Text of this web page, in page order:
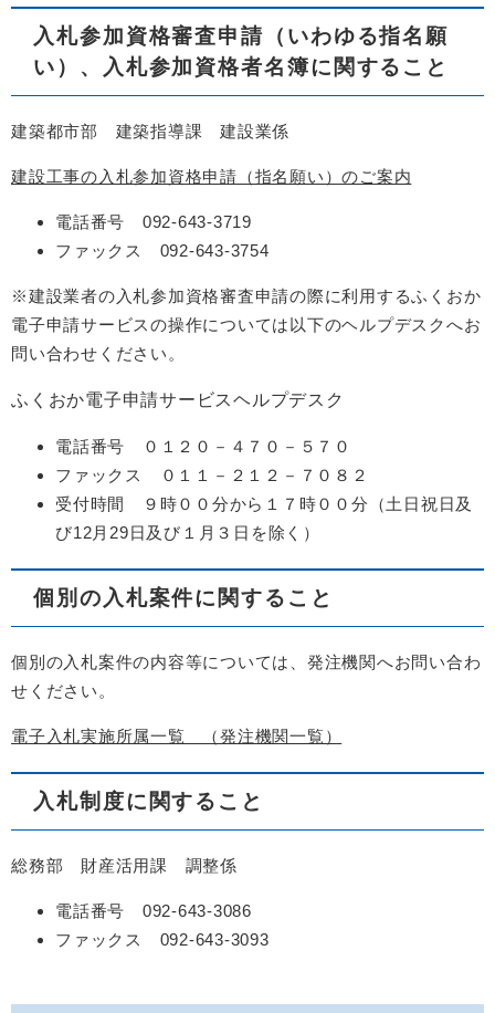
入札参加資格審査申請（いわゆる指名願
い）、入札参加資格者名簿に関すること
建築都市部 建築指導課 建設業係
建設工事の入札参加資格申請（指名願い）のご案内
電話番号 092-643-3719
ファックス 092-643-3754
※建設業者の入札参加資格審査申請の際に利用するふくおか
電子申請サービスの操作については以下のヘルプデスクへお
問い合わせください。
ふくおか電子申請サービスヘルプデスク
電話番号 ０１２０－４７０－５７０
ファックス ０１１－２１２－７０８２
受付時間 ９時００分から１７時００分（土日祝日及
び12月29日及び１月３日を除く）
個別の入札案件に関すること
個別の入札案件の内容等については、発注機関へお問い合わ
せください。
電子入札実施所属一覧 （発注機関一覧）
入札制度に関すること
総務部 財産活用課 調整係
電話番号 092-643-3086
ファックス 092-643-3093